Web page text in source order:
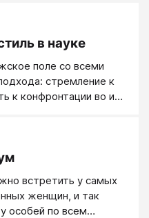
в науке
поле со всеми
стремление к
к конфронтации во имя
психологии,
встретить у самых
женщин, и так
особей по всем